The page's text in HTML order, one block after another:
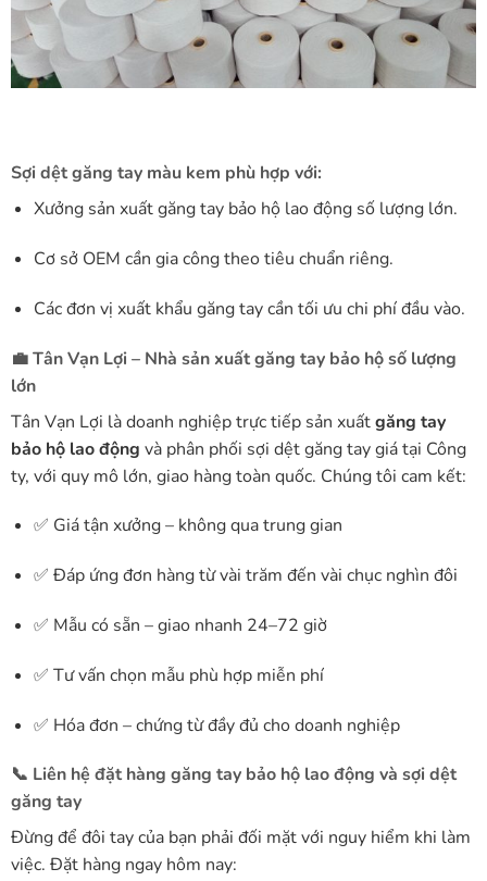
Sợi dệt găng tay màu kem phù hợp với:
Xưởng sản xuất găng tay bảo hộ lao động số lượng lớn.
Cơ sở OEM cần gia công theo tiêu chuẩn riêng.
Các đơn vị xuất khẩu găng tay cần tối ưu chi phí đầu vào.
💼 Tân Vạn Lợi – Nhà sản xuất găng tay bảo hộ số lượng
lớn
Tân Vạn Lợi là doanh nghiệp trực tiếp sản xuấtgăng tay
bảo hộ lao động và phân phối sợi dệt găng tay giá tại Công
ty, với quy mô lớn, giao hàng toàn quốc. Chúng tôi cam kết:
✅ Giá tận xưởng – không qua trung gian
✅ Đáp ứng đơn hàng từ vài trăm đến vài chục nghìn đôi
✅ Mẫu có sẵn – giao nhanh 24–72 giờ
✅ Tư vấn chọn mẫu phù hợp miễn phí
✅ Hóa đơn – chứng từ đầy đủ cho doanh nghiệp
📞 Liên hệ đặt hàng găng tay bảo hộ lao động và sợi dệt
găng tay
Đừng để đôi tay của bạn phải đối mặt với nguy hiểm khi làm
việc. Đặt hàng ngay hôm nay: